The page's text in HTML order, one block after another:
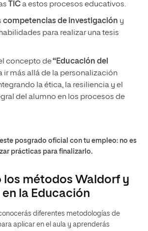
TICa estos procesos educativos.
competencias de investigación y
para realizar una tesis
concepto de“Educación del
ir más allá de la personalización
la ética, la resiliencia y el
del alumno en los procesos de
posgrado oficial con tu empleo: no es
prácticas para finalizarlo.
los métodos Waldorf y
la Educación
diferentes metodologías de
aplicar en el aula y aprenderás